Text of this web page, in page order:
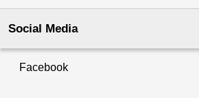
Social Media
Facebook